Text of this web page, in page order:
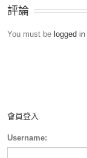
評論
You must be logged in
會員登入
Username: